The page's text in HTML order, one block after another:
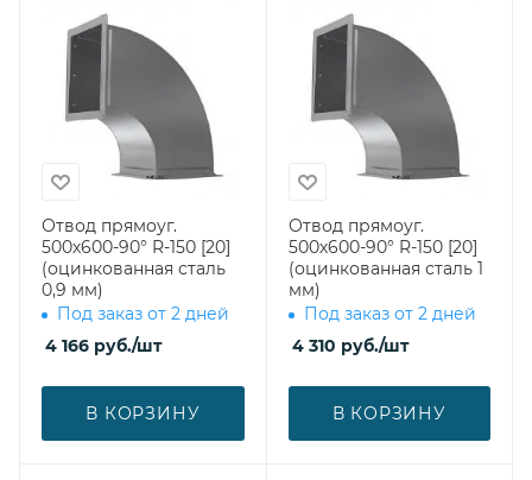
Отвод прямоуг.
500х600-90° R-150 [20]
(оцинкованная сталь
0,9 мм)
Под заказ от 2 дней
4 166 руб./шт
В КОРЗИНУ
Отвод прямоуг.
500х600-90° R-150 [20]
(оцинкованная сталь 1
мм)
Под заказ от 2 дней
4 310 руб./шт
В КОРЗИНУ